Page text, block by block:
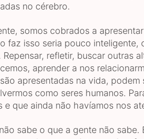
no cérebro.
somos cobrados a
faz isso seria pouco inteligente,
Repensar, refletir, buscar outras
aprender a nos
apresentadas na vida, podem
como seres humanos.
e que ainda não havíamos nos
sabe o que a gente não